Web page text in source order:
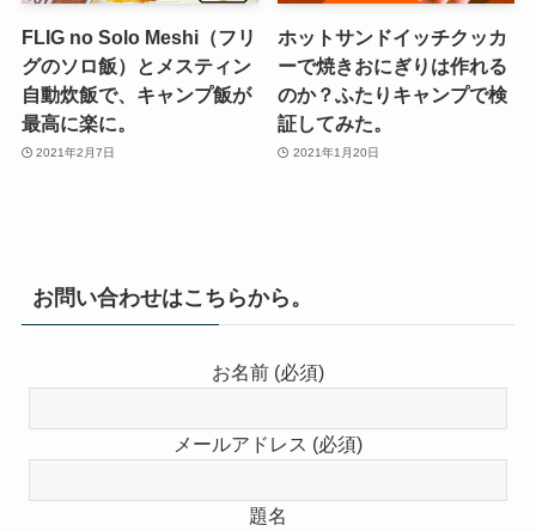
FLIG no Solo Meshi（フリ
グのソロ飯）とメスティン
自動炊飯で、キャンプ飯が
最高に楽に。
2021年2月7日
ホットサンドイッチクッカ
ーで焼きおにぎりは作れる
のか？ふたりキャンプで検
証してみた。
2021年1月20日
お問い合わせはこちらから。
お名前 (必須)
メールアドレス (必須)
題名